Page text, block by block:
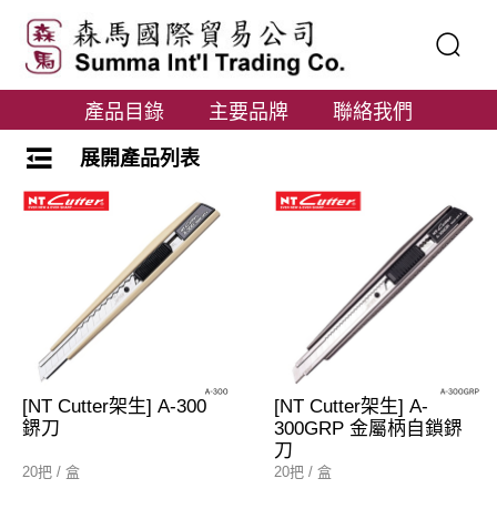
產品目錄 主要品牌 聯絡我們
展開產品列表
[NT Cutter架生] A-300
鎅刀
20把 / 盒
[NT Cutter架生] A-
300GRP 金屬柄自鎖鎅
刀
20把 / 盒